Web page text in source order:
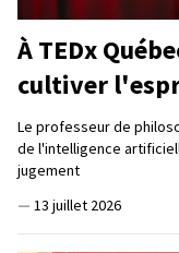
À TEDx
cultiver
Le professeur de
de l'intelligence
jugement
— 13 juillet 2026